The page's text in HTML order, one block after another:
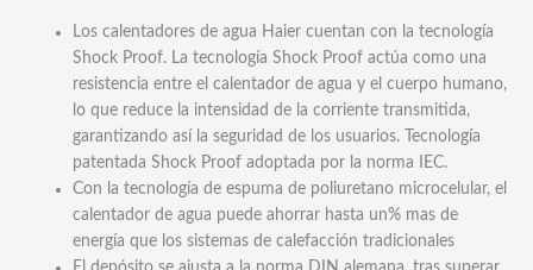
Los calentadores de agua Haier cuentan con la tecnología
Shock Proof. La tecnología Shock Proof actúa como una
resistencia entre el calentador de agua y el cuerpo humano,
lo que reduce la intensidad de la corriente transmitida,
garantizando así la seguridad de los usuarios. Tecnología
patentada Shock Proof adoptada por la norma IEC.
Con la tecnología de espuma de poliuretano microcelular, el
calentador de agua puede ahorrar hasta un% mas de
energía que los sistemas de calefacción tradicionales